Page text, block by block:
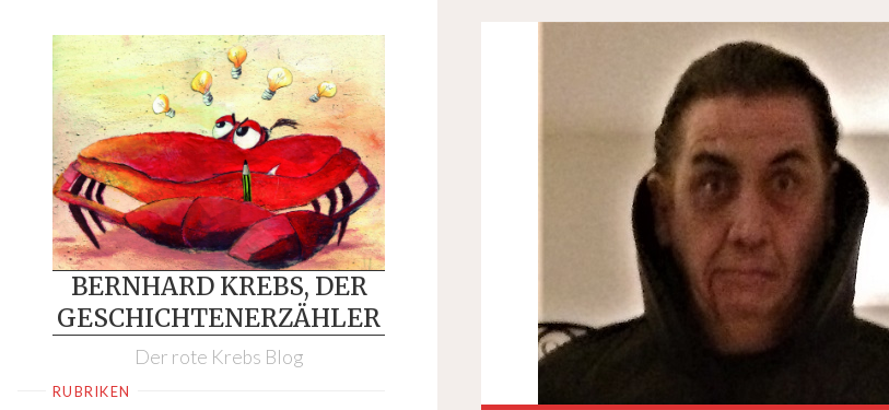
content
BERNHARD KREBS, DER
GESCHICHTENERZÄHLER
Der rote Krebs Blog
RUBRIKEN